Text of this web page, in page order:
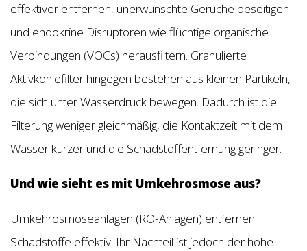
effektiver entfernen, unerwünschte Gerüche beseitigen
und endokrine Disruptoren wie flüchtige organische
Verbindungen (VOCs) herausfiltern. Granulierte
Aktivkohlefilter hingegen bestehen aus kleinen Partikeln,
die sich unter Wasserdruck bewegen. Dadurch ist die
Filterung weniger gleichmäßig, die Kontaktzeit mit dem
Wasser kürzer und die Schadstoffentfernung geringer.
Und wie sieht es mit Umkehrosmose aus?
Umkehrosmoseanlagen (RO-Anlagen) entfernen
Schadstoffe effektiv. Ihr Nachteil ist jedoch der hohe